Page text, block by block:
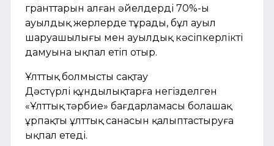
гранттарын алған әйелдердің 70%-ы
ауылдық жерлерде тұрады, бұл ауыл
шаруашылығы мен ауылдық кәсіпкерліктің
дамуына ықпал етіп отыр.
Ұлттық болмысты сақтау
Дәстүрлі құндылықтарға негізделген
«Ұлттық тәрбие» бағдарламасы болашақ
ұрпақтың ұлттық санасын қалыптастыруға
ықпал етеді.